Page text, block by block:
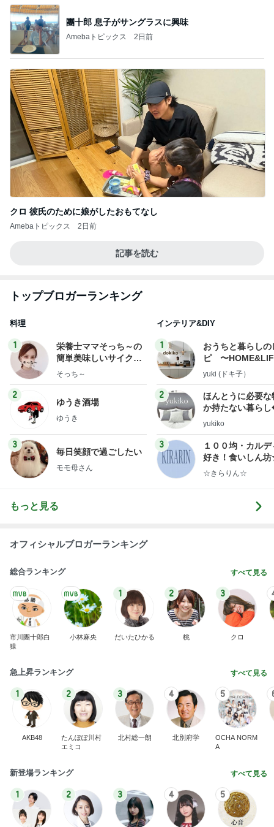
團十郎 息子がサングラスに興味
Amebaトピックス 2日前
クロ 彼氏のために娘がしたおもてなし
Amebaトピックス 2日前
記事を読む
トップブロガーランキング
料理
1
栄養士ママそっち～の
簡単美味しいサイクル
献立
そっち～
2
ゆうき酒場
ゆうき
3
毎日笑顔で過ごしたい
モモ母さん
インテリア&DIY
1
おうちと暮らしの
ピ 〜
yuki (ドキ子）
2
ほんとうに必要な
か持たない暮ら
ep Life Simple◆
yukiko
3
１００均・カルデ
好き！食いしん
らりん☆のブログ
☆きらりん☆
もっと見る
オフィシャルブロガーランキング
総合ランキング すべて見る
市川團十郎白
猿
小林麻央
1
だいたひかる
2
桃
3
クロ
急上昇ランキング すべて見る
1
AKB48
2
たんぽぽ川村
エミコ
3
北村総一朗
4
北別府学
5
OCHA NORM
A
新登場ランキング すべて見る
1 2 3 4 5